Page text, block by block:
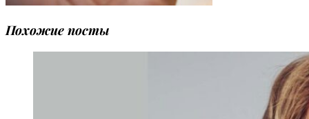
Похожие посты